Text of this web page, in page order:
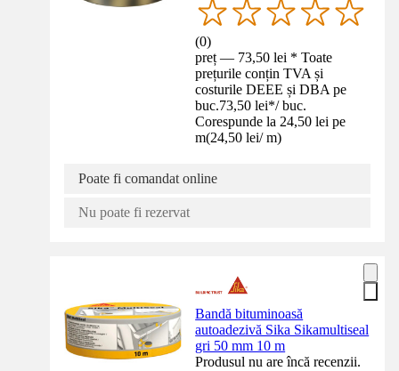
(0)
preț — 73,50 lei * Toate
prețurile conțin TVA și
costurile DEEE și DBA pe
buc.73,50 lei*/ buc.
Corespunde la 24,50 lei pe
m(24,50 lei/ m)
Poate fi comandat online
Nu poate fi rezervat
Bandă bituminoasă
autoadezivă Sika Sikamultiseal
gri 50 mm 10 m
Produsul nu are încă recenzii.